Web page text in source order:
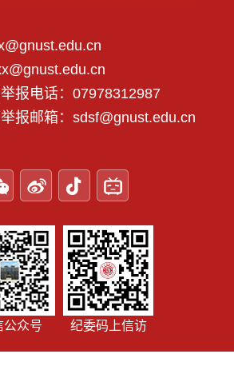
报电话：07978312987
报邮箱：sdsf@gnust.edu.cn
公众号 纪委码上信访